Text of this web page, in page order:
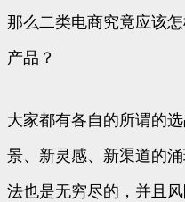
那么二类电商究竟应该
产品？
大家都有各自的所谓的
景、新灵感、新渠道的
法也是无穷尽的，并且风